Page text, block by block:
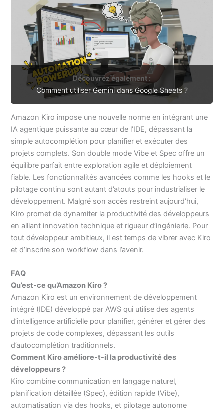
Découvrez également :
Comment utiliser Gemini dans Google Sheets ?
Amazon Kiro impose une nouvelle norme en intégrant une
IA agentique puissante au cœur de l’IDE, dépassant la
simple autocomplétion pour planifier et exécuter des
projets complets. Son double mode Vibe et Spec offre un
équilibre parfait entre exploration agile et déploiement
fiable. Les fonctionnalités avancées comme les hooks et le
pilotage continu sont autant d’atouts pour industrialiser le
développement. Malgré son accès restreint aujourd’hui,
Kiro promet de dynamiter la productivité des développeurs
en alliant innovation technique et rigueur d’ingénierie. Pour
tout développeur ambitieux, il est temps de vibrer avec Kiro
et d’inscrire son workflow dans l’avenir.
FAQ
Qu’est-ce qu’Amazon Kiro ?
Amazon Kiro est un environnement de développement
intégré (IDE) développé par AWS qui utilise des agents
d’intelligence artificielle pour planifier, générer et gérer des
projets de code complexes, dépassant les outils
d’autocomplétion traditionnels.
Comment Kiro améliore-t-il la productivité des
développeurs ?
Kiro combine communication en langage naturel,
planification détaillée (Spec), édition rapide (Vibe),
automatisation via des hooks, et pilotage autonome